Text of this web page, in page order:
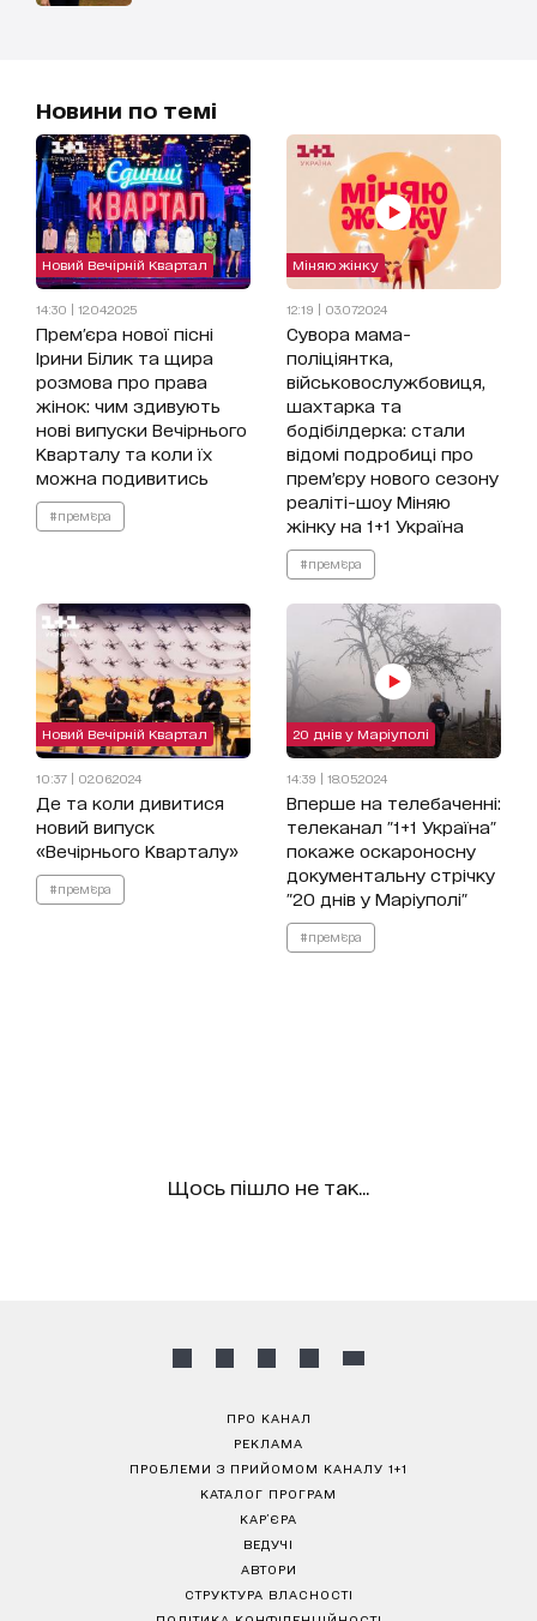
Новини по темі
Новий Вечірній Квартал
14:30 | 12.04.2025
Прем'єра нової пісні
Ірини Білик та щира
розмова про права
жінок: чим здивують
нові випуски Вечірнього
Кварталу та коли їх
можна подивитись
#прем'єра
Міняю жінку
12:19 | 03.07.2024
Сувора мама-
поліціянтка,
військовослужбовиця,
шахтарка та
бодібілдерка: стали
відомі подробиці про
прем’єру нового сезону
реаліті-шоу Міняю
жінку на 1+1 Україна
#прем'єра
Новий Вечірній Квартал
10:37 | 02.06.2024
Де та коли дивитися
новий випуск
«Вечірнього Кварталу»
#прем'єра
20 днів у Маріуполі
14:39 | 18.05.2024
Вперше на телебаченні:
телеканал "1+1 Україна"
покаже оскароносну
документальну стрічку
"20 днів у Маріуполі"
#прем'єра
Щось пішло не так...
ПРО КАНАЛ
РЕКЛАМА
ПРОБЛЕМИ З ПРИЙОМОМ КАНАЛУ 1+1
КАТАЛОГ ПРОГРАМ
КАР’ЄРА
ВЕДУЧІ
АВТОРИ
СТРУКТУРА ВЛАСНОСТІ